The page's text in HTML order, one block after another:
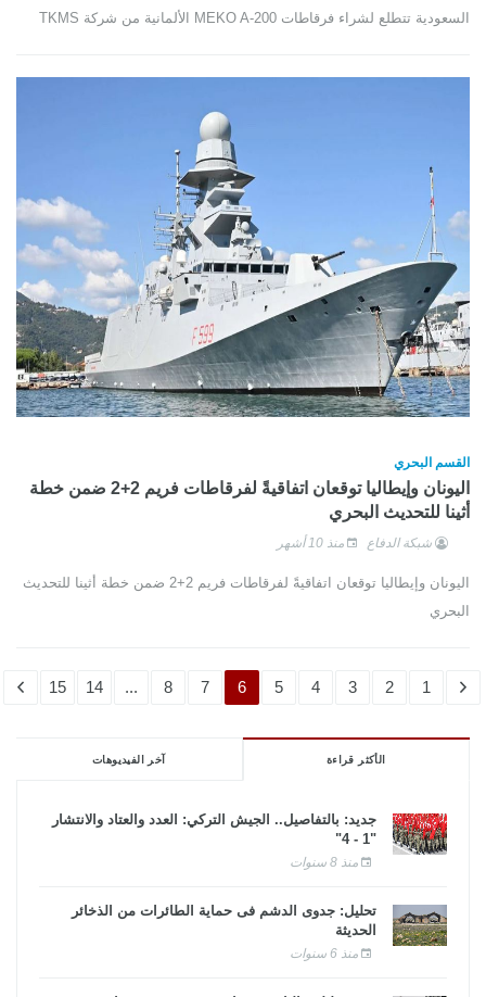
السعودية تتطلع لشراء فرقاطات MEKO A-200 الألمانية من شركة TKMS
القسم البحري
اليونان وإيطاليا توقعان اتفاقيةً لفرقاطات فريم 2+2 ضمن خطة
أثينا للتحديث البحري
شبكة الدفاع منذ 10 أشهر
اليونان وإيطاليا توقعان اتفاقيةً لفرقاطات فريم 2+2 ضمن خطة أثينا للتحديث
البحري
1
2
3
4
5
6
7
8
...
14
15
الأكثر قراءة آخر الفيديوهات
جديد: بالتفاصيل.. الجيش التركي: العدد والعتاد والانتشار
"1 - 4"
منذ 8 سنوات
تحليل: جدوى الدشم فى حماية الطائرات من الذخائر
الحديثة
منذ 6 سنوات